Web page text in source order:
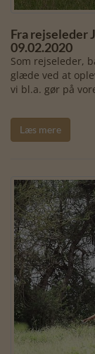
Fra rejseleder
09.02.2020
Som rejseleder,
glæde ved at
vi bl.a. gør på
Læs mere